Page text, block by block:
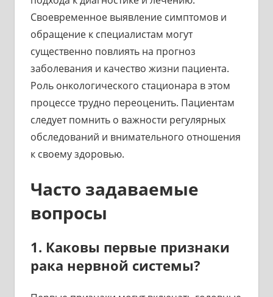
Своевременное выявление симптомов и
обращение к специалистам могут
существенно повлиять на прогноз
заболевания и качество жизни пациента.
Роль онкологического стационара в этом
процессе трудно переоценить. Пациентам
следует помнить о важности регулярных
обследований и внимательного отношения
к своему здоровью.
Часто задаваемые
вопросы
1. Каковы первые признаки
рака нервной системы?